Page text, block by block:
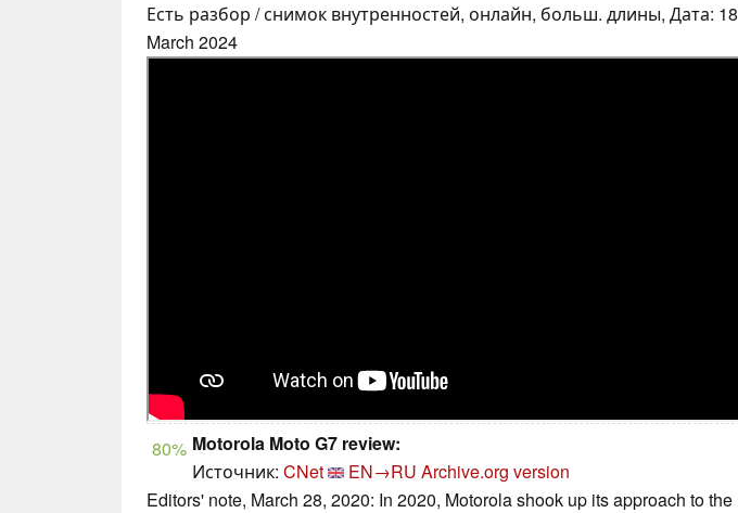
Есть разбор / снимок внутренностей, онлайн, больш. длины, Дата: 18
March 2024
80% Motorola Moto G7 review:
Источник: CNet EN→RU Archive.org version
Editors' note, March 28, 2020: In 2020, Motorola shook up its approach to the